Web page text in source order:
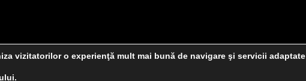
vizitatorilor o experienţă mult mai bună de navigare şi servicii adaptate
.